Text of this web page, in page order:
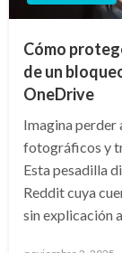
Cómo
de un
OneDrive
Imagina perder
fotográficos y
Esta pesadilla
Reddit cuya
sin explicación
Publicado